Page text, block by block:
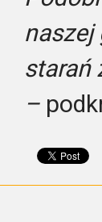
naszej
starań
–